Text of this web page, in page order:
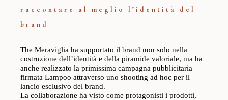
raccontare al meglio l’identità del
brand
The Meraviglia ha supportato il brand non solo nella
costruzione dell’identità e della piramide valoriale, ma ha
anche realizzato la primissima campagna pubblicitaria
firmata Lampoo attraverso uno shooting ad hoc per il
lancio esclusivo del brand.
La collaborazione ha visto come protagonisti i prodotti,